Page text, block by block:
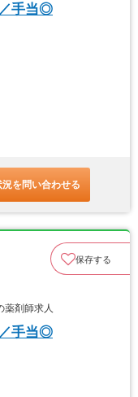
手当◎
を問い合わせる
保存する
剤師求人
手当◎